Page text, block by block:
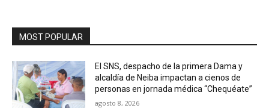
MOST POPULAR
El SNS, despacho de la primera Dama y
alcaldía de Neiba impactan a cienos de
personas en jornada médica “Chequéate”
agosto 8, 2026